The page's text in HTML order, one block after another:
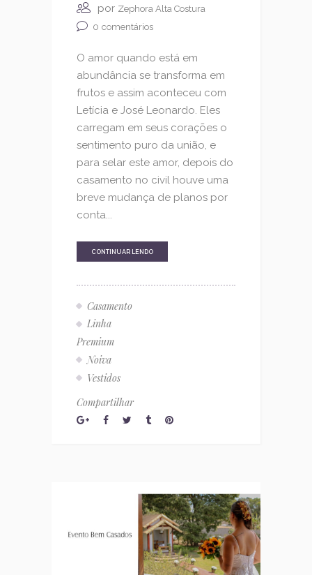
por Zephora Alta Costura
0 comentários
O amor quando está em
abundância se transforma em
frutos e assim aconteceu com
Letícia e José Leonardo. Eles
carregam em seus corações o
sentimento puro da união, e
para selar este amor, depois do
casamento no civil houve uma
breve mudança de planos por
conta...
CONTINUAR LENDO
Casamento
Linha
Premium
Noiva
Vestidos
Compartilhar